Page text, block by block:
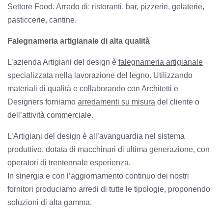
Settore Food. Arredo di: ristoranti, bar, pizzerie, gelaterie,
pasticcerie, cantine.
Falegnameria artigianale di alta qualità
L’azienda Artigiani del design è falegnameria artigianale
specializzata nella lavorazione del legno. Utilizzando
materiali di qualità e collaborando con Architetti e
Designers forniamo arredamenti su misura del cliente o
dell’attività commerciale.
L’Artigiani del design è all’avanguardia nel sistema
produttivo, dotata di macchinari di ultima generazione, con
operatori di trentennale esperienza.
In sinergia e con l’aggiornamento continuo dei nostri
fornitori produciamo arredi di tutte le tipologie, proponendo
soluzioni di alta gamma.